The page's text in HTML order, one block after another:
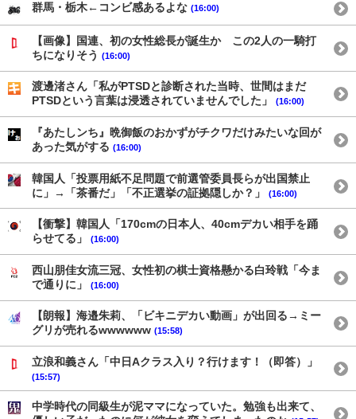
群馬・栃木←コンビ感あるよな (16:00)
【画像】国連、初の女性総長が誕生か この2人の一騎打
ちになりそう (16:00)
渡邊渚さん「私がPTSDと診断された当時、世間はまだ
PTSDという言葉は浸透されていませんでした」
(16:00)
『あたしンち』晩御飯のおかずがチクワだけみたいな回が
あった気がする (16:00)
韓国人「投票用紙不足問題で前選管委員長らが出国禁止
に」→「茶番だ」「不正選挙の証拠隠しか？」
(16:00)
【衝撃】韓国人「170cmの日本人、40cmデカい相手を踊
らせてる」
(16:00)
西山朋佳女流三冠、女性初の棋士資格懸かる白玲戦「今ま
で通りに」
(16:00)
【朗報】海邉朱莉、「ビキニデカい動画」が出回る→ミー
グリが売れるwwwwww (15:58)
立浪和義さん「中日Aクラス入り？行けます！（即答）」
(15:57)
中学時代の同級生が泥ママになっていた。勉強も出来て、